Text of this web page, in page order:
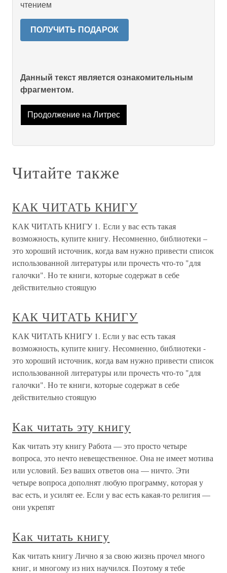
чтением
ПОЛУЧИТЬ ПОДАРОК
Данный текст является ознакомительным
фрагментом.
Продолжение на Литрес
Читайте также
КАК ЧИТАТЬ КНИГУ
КАК ЧИТАТЬ КНИГУ 1. Если у вас есть такая
возможность, купите книгу. Несомненно, библиотеки –
это хороший источник, когда вам нужно привести список
использованной литературы или прочесть что-то "для
галочки". Но те книги, которые содержат в себе
действительно стоящую
КАК ЧИТАТЬ КНИГУ
КАК ЧИТАТЬ КНИГУ 1. Если у вас есть такая
возможность, купите книгу. Несомненно, библиотеки -
это хороший источник, когда вам нужно привести список
использованной литературы или прочесть что-то "для
галочки". Но те книги, которые содержат в себе
действительно стоящую
Как читать эту книгу
Как читать эту книгу Работа — это просто четыре
вопроса, это нечто невещественное. Она не имеет мотива
или условий. Без ваших ответов она — ничто. Эти
четыре вопроса дополнят любую программу, которая у
вас есть, и усилят ее. Если у вас есть какая-то религия —
они укрепят
Как читать книгу
Как читать книгу Лично я за свою жизнь прочел много
книг, и многому из них научился. Поэтому я тебе